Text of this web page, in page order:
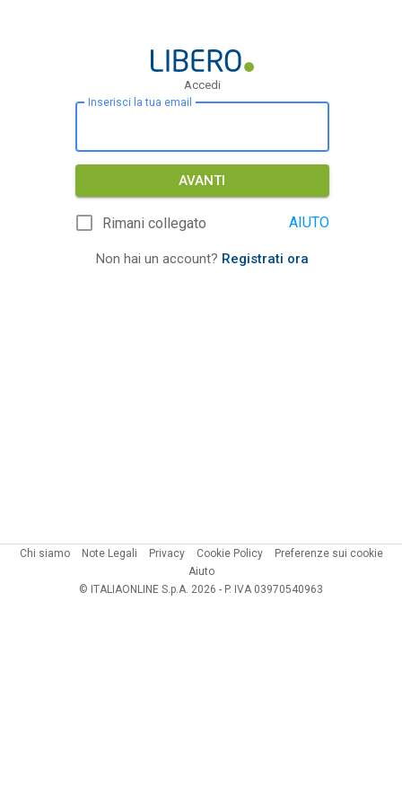
Accedi
Inserisci la tua email
AVANTI
Rimani collegato AIUTO
Non hai un account? Registrati ora
Chi siamo Note Legali Privacy Cookie Policy
Preferenze sui cookie
Aiuto
© ITALIAONLINE S.p.A. 2026 - P. IVA 03970540963